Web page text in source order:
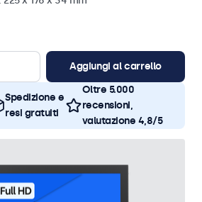
Aggiungi al carrello
Spedizione e
resi gratuiti
Oltre 5.000
recensioni,
valutazione 4,8/5